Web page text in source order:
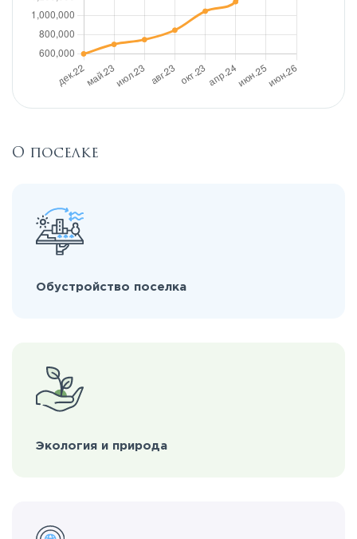
О поселке
Обустройство поселка
Экология и природа